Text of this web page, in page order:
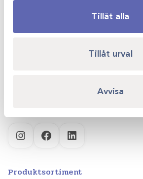
Tillåt alla
Tillåt urval
Avvisa
InstagramFacebookLinkedIn
Produktsortiment